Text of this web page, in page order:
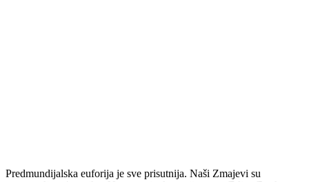
Predmundijalska euforija je sve prisutnija. Naši Zmajevi su